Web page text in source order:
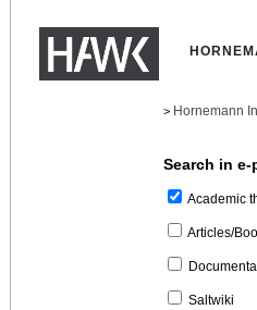
> Hornemann
Search in
Academic
Articles/
Saltwiki